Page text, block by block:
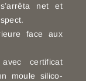
net et
face aux
certificat
moule silico-